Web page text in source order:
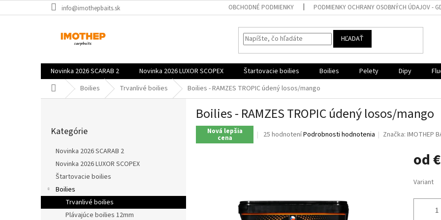
na
info@imothepbaits.sk OBCHODNÉ PODMIENKY PODMIENKY OCHRANY OSOBNÝCH ÚDAJOV -
HĽADAŤ
Novinka 2026 SCARAB 2 Novinka 2026 LUXOR SCOPEX Štartovacie boilies Boilies Pelety Dipy
DomovBoilies Trvanlivé boilies Boilies - RAMZES TROPIC údený losos/mango
kategórie
Kategórie
Novinka 2026 SCARAB 2
Novinka 2026 LUXOR SCOPEX
Štartovacie boilies
Boilies
Trvanlivé boilies
Plávajúce boilies 12mm
Boilies - RAMZES TROPIC údený losos/mango
Nová lepšia
cena
Priemerné
hviezdičiek.
25 hodnoteníPodrobnosti hodnotenia Značka:IMOTHEP
od
cena:
Variant